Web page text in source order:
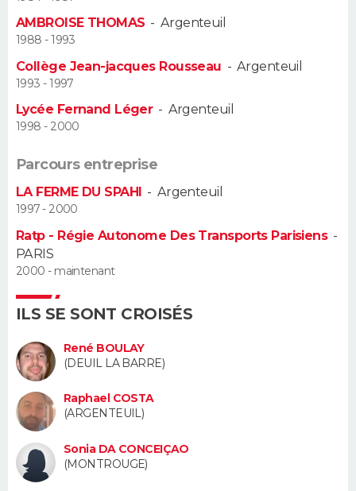
Alimentation
Guide de la santé
Maladies
Médicaments
Sommeil
VOYAGE
Destinations
City break
Voyage nature
Voyage de noces
Forum
Climat
+
PHOTO
GUIDES D'ACHAT
CARTE DE VOEUX
Carte de Noël
Carte Bonne année
Carte Saint-Valentin
Carte Pâques
Carte d'anniversaire
Dictionnaire
Biographies
Citations
Expressions
Proverbes
PROGRAMME TV
COPAINS D'AVANT
FORUM
Bricolage
Lifestyle
Culture
Sport
Auto
Television
Voyage
Cinema
AMBROISE THOMAS - Argenteuil
1988 - 1993
Collège Jean-jacques Rousseau - Argenteuil
1993 - 1997
Lycée Fernand Léger- Argenteuil
1998 - 2000
Parcours entreprise
LA FERME DU SPAHI - Argenteuil
1997 - 2000
Ratp - Régie Autonome Des Transports Parisiens-
PARIS
2000 - maintenant
ILS SE SONT CROISÉS
René BOULAY
(DEUIL LA BARRE)
Raphael COSTA
(ARGENTEUIL)
Sonia DA CONCEIÇAO
(MONTROUGE)